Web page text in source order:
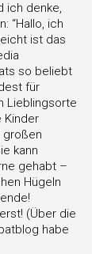
ich denke,
“Hallo, ich
ist das
so beliebt
für
Lieblingsorte
Kinder
großen
kann
gehabt –
Hügeln
(Über die
habe